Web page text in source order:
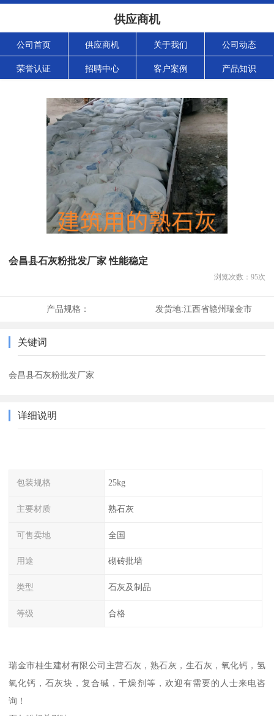
供应商机
公司首页 供应商机 关于我们 公司动态
荣誉认证 招聘中心 客户案例 产品知识
会昌县石灰粉批发厂家 性能稳定
浏览次数： 95次
产品规格： 发货地:江西省赣州瑞金市
关键词
会昌县石灰粉批发厂家
详细说明
包装规格 25kg
主要材质 熟石灰
可售卖地 全国
用途 砌砖批墙
类型 石灰及制品
等级 合格
瑞金市桂生建材有限公司主营石灰，熟石灰，生石灰，氧化钙，氢
氧化钙，石灰块，复合碱，干燥剂等，欢迎有需要的人士来电咨
询！